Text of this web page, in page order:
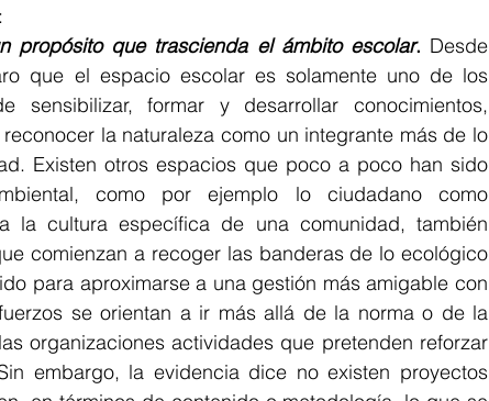
propósito que trascienda el ámbito escolar. Desde
que el espacio escolar es solamente uno de los
formar y desarrollar conocimientos,
la naturaleza como un integrante más de lo
Existen otros espacios que poco a poco han sido
como por ejemplo lo ciudadano como
la cultura específica de una comunidad, también
comienzan a recoger las banderas de lo ecológico
para aproximarse a una gestión más amigable con
se orientan a ir más allá de la norma o de la
organizaciones actividades que pretenden reforzar